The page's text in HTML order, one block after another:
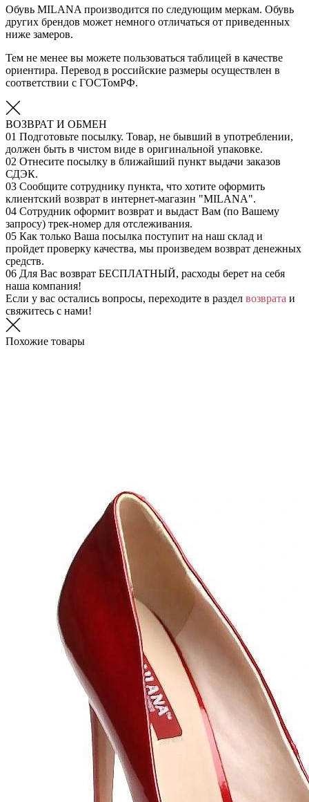
Обувь MILANA производится по следующим меркам. Обувь
других брендов может немного отличаться от приведенных
ниже замеров.
Тем не менее вы можете пользоваться таблицей в качестве
ориентира. Перевод в российские размеры осуществлен в
соответствии с ГОСТомРФ.
ВОЗВРАТ И ОБМЕН
01 Подготовьте посылку. Товар, не бывший в употреблении,
должен быть в чистом виде в оригинальной упаковке.
02 Отнесите посылку в ближайший пункт выдачи заказов
СДЭК.
03 Сообщите сотруднику пункта, что хотите оформить
клиентский возврат в интернет-магазин "MILANA".
04 Сотрудник оформит возврат и выдаст Вам (по Вашему
запросу) трек-номер для отслеживания.
05 Как только Ваша посылка поступит на наш склад и
пройдет проверку качества, мы произведем возврат денежных
средств.
06 Для Вас возврат БЕСПЛАТНЫЙ, расходы берет на себя
наша компания!
Если у вас остались вопросы, переходите в раздел возврата и
свяжитесь с нами!
Похожие товары